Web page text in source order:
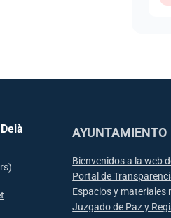
AYUNTAMIENTO
Bienvenidos a la web
Portal de
Espacios y materiales
Juzgado de Paz y